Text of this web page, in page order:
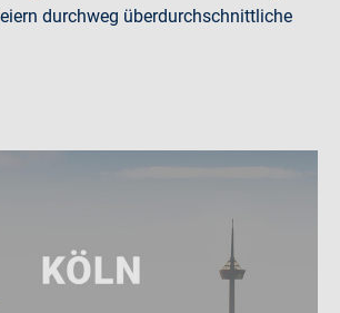
durchweg überdurchschnittliche